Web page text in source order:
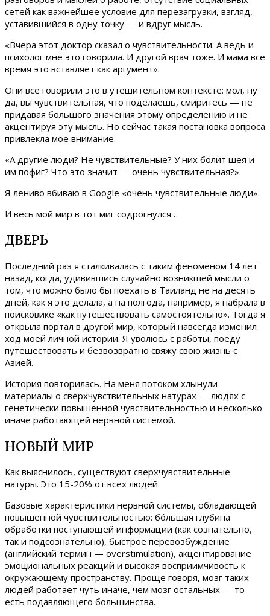
сетей как важнейшее условие для перезагрузки, взгляд,
уставившийся в одну точку — и вдруг мысль.
«Вчера этот доктор сказал о чувствительности. А ведь и
психолог мне это говорила. И другой врач тоже. И мама все
время это вставляет как аргумент».
Они все говорили это в утешительном контексте: мол, ну
да, вы чувствительная, что поделаешь, смиритесь — не
придавая большого значения этому определению и не
акцентируя эту мысль. Но сейчас такая постановка вопроса
привлекла мое внимание.
«А другие люди? Не чувствительные? У них болит шея и
им пофиг? Что это значит — очень чувствительная?».
Я лениво вбиваю в Google «очень чувствительные люди».
И весь мой мир в тот миг содрогнулся…
ДВЕРЬ
Последний раз я сталкивалась с таким феноменом 14 лет
назад, когда, удивившись случайно возникшей мысли о
том, что можно было бы поехать в Таиланд не на десять
дней, как я это делала, а на полгода, например, я набрала в
поисковике «как путешествовать самостоятельно». Тогда я
открыла портал в другой мир, который навсегда изменил
ход моей личной истории. Я уволюсь с работы, поеду
путешествовать и безвозвратно свяжу свою жизнь с
Азией.
История повторилась. На меня потоком хлынули
материалы о сверхчувствительных натурах — людях с
генетически повышенной чувствительностью и несколько
иначе работающей нервной системой.
НОВЫЙ МИР
Как выяснилось, существуют сверхчувствительные
натуры. Это 15-20% от всех людей.
Базовые характеристики нервной системы, обладающей
повышенной чувствительностью: бóльшая глубина
обработки поступающей информации (как сознательно,
так и подсознательно), быстрое перевозбуждение
(английский термин — overstimulation), акцентирование
эмоциональных реакций и высокая восприимчивость к
окружающему пространству. Проще говоря, мозг таких
людей работает чуть иначе, чем мозг остальных — то
есть подавляющего большинства.